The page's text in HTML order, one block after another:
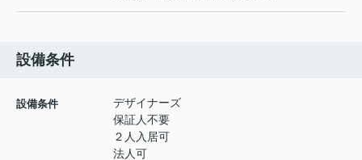
設備条件
設備条件
デザイナーズ
保証人不要
２人入居可
法人可